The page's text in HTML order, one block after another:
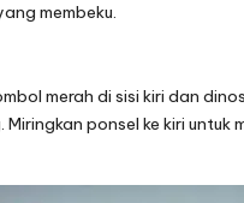
membeku.
merah di sisi kiri dan
ponsel ke kiri untuk